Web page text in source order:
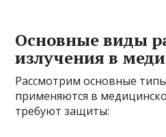
Основные виды
излучения в
Рассмотрим основные
применяются в
требуют защиты: